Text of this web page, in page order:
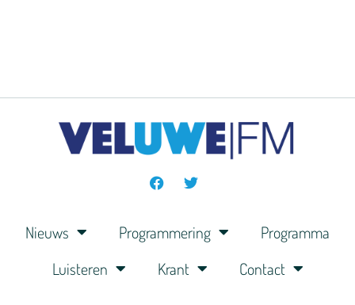
Nieuws Programmering
Programma
Luisteren
Krant Contact